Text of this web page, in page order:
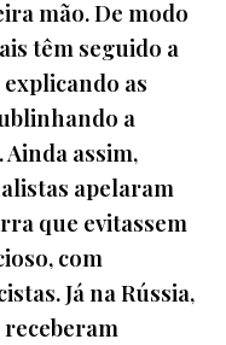
mão. De modo
têm seguido a
as
a
assim,
apelaram
que evitassem
com
Já na Rússia,